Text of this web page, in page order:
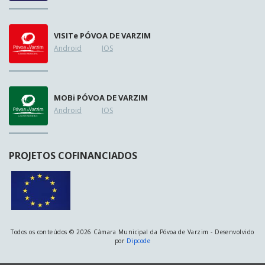
VISITe PÓVOA DE VARZIM
Android IOS
MOBi PÓVOA DE VARZIM
Android IOS
PROJETOS COFINANCIADOS
Todos os conteúdos © 2026 Câmara Municipal da Póvoa de Varzim - Desenvolvido
por Dipcode